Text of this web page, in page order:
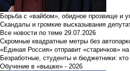
Борьба с «вайбом», обидное прозвище и
Скандалы и громкие высказывания
Все новости по теме 29.07.2026
Скромные квадратные метры без
«Единая Россия» отправит «старичков»
Безработные, студенты и бюджетники:
Обучение в «вышке» - 2026